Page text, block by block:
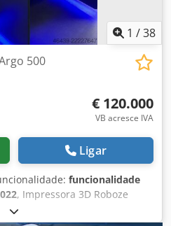
1 /38
500
€ 120.000
VB acresce IVA
Ligar
funcionalidade
, Impressora 3D Roboze
2022 Inclui: 1
de fatiamento Dados